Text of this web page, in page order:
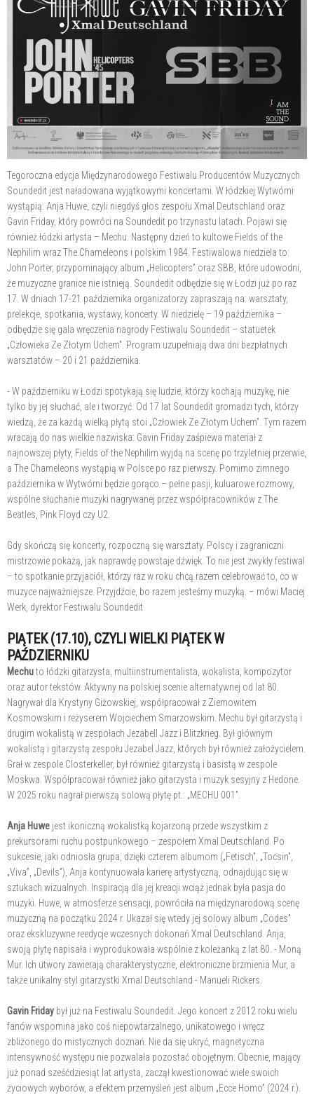
Tegoroczna edycja Międzynarodowego Festiwalu Producentów Muzycznych
Soundedit jest naładowana wyjątkowymi koncertami. W łódzkiej Wytwórni
wystąpią: Anja Huwe, czyli niegdyś głos zespołu Xmal Deutschland oraz
Gavin Friday, który powróci na Soundedit po trzynastu latach. Pojawi się
również łódzki artysta – Mechu. Następny dzień to kultowe Fields of the
Nephilim wraz The Chameleons i polskim 1984. Festiwalowa niedziela to:
John Porter, przypominający album „Helicopters” oraz SBB, które udowodni,
że muzyczne granice nie istnieją. Soundedit odbędzie się w Łodzi już po raz
17. W dniach 17-21 października organizatorzy zapraszają na: warsztaty,
prelekcje, spotkania, wystawy, koncerty. W niedzielę – 19 października –
odbędzie się gala wręczenia nagrody Festiwalu Soundedit – statuetek
„Człowieka Ze Złotym Uchem”. Program uzupełniają dwa dni bezpłatnych
warsztatów – 20 i 21 października.
- W październiku w Łodzi spotykają się ludzie, którzy kochają muzykę, nie
tylko by jej słuchać, ale i tworzyć. Od 17 lat Soundedit gromadzi tych, którzy
wiedzą, że za każdą wielką płytą stoi „Człowiek Ze Złotym Uchem”. Tym razem
wracają do nas wielkie nazwiska: Gavin Friday zaśpiewa materiał z
najnowszej płyty, Fields of the Nephilim wyjdą na scenę po trzyletniej przerwie,
a The Chameleons wystąpią w Polsce po raz pierwszy. Pomimo zimnego
października w Wytwórni będzie gorąco – pełne pasji, kuluarowe rozmowy,
wspólne słuchanie muzyki nagrywanej przez współpracowników z The
Beatles, Pink Floyd czy U2.
Gdy skończą się koncerty, rozpoczną się warsztaty. Polscy i zagraniczni
mistrzowie pokażą, jak naprawdę powstaje dźwięk. To nie jest zwykły festiwal
– to spotkanie przyjaciół, którzy raz w roku chcą razem celebrować to, co w
muzyce najważniejsze. Przyjdźcie, bo razem jesteśmy muzyką. – mówi Maciej
Werk, dyrektor Festiwalu Soundedit
PIĄTEK (17.10), CZYLI WIELKI PIĄTEK W
PAŹDZIERNIKU
Mechuto łódzki gitarzysta, multiinstrumentalista, wokalista, kompozytor
oraz autor tekstów. Aktywny na polskiej scenie alternatywnej od lat 80.
Nagrywał dla Krystyny Giżowskiej, współpracował z Ziemowitem
Kosmowskim i reżyserem Wojciechem Smarzowskim. Mechu był gitarzystą i
drugim wokalistą w zespołach Jezabell Jazz i Blitzkrieg. Był głównym
wokalistą i gitarzystą zespołu Jezabel Jazz, których był również założycielem.
Grał w zespole Closterkeller, był również gitarzystą i basistą w zespole
Moskwa. Współpracował również jako gitarzysta i muzyk sesyjny z Hedone.
W 2025 roku nagrał pierwszą solową płytę pt.: „MECHU 001”.
Anja Huwe jest ikoniczną wokalistką kojarzoną przede wszystkim z
prekursorami ruchu postpunkowego – zespołem Xmal Deutschland. Po
sukcesie, jaki odniosła grupa, dzięki czterem albumom („Fetisch”, „Tocsin”,
„Viva”, „Devils”), Anja kontynuowała karierę artystyczną, odnajdując się w
sztukach wizualnych. Inspiracją dla jej kreacji wciąż jednak była pasja do
muzyki. Huwe, w atmosferze sensacji, powróciła na międzynarodową scenę
muzyczną na początku 2024 r. Ukazał się wtedy jej solowy album „Codes”
oraz ekskluzywne reedycje wczesnych dokonań Xmal Deutschland. Anja,
swoją płytę napisała i wyprodukowała wspólnie z koleżanką z lat 80. - Moną
Mur. Ich utwory zawierają charakterystyczne, elektroniczne brzmienia Mur, a
także unikalny styl gitarzystki Xmal Deutschland - Manueli Rickers.
Gavin Friday był już na Festiwalu Soundedit. Jego koncert z 2012 roku wielu
fanów wspomina jako coś niepowtarzalnego, unikatowego i wręcz
zbliżonego do mistycznych doznań. Nie da się ukryć, magnetyczna
intensywność występu nie pozwalała pozostać obojętnym. Obecnie, mający
już ponad sześćdziesiąt lat artysta, zaczął kwestionować wiele swoich
życiowych wyborów, a efektem przemyśleń jest album „Ecce Homo” (2024 r.).